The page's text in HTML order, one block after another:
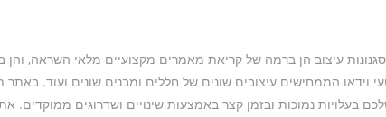
סגנונות עיצוב הן ברמה של קריאת מאמרים מקצועיים מלאי השראה,
וידאו הממחישים עיצובים שונים של חללים ומבנים שונים ועוד.
בעלויות נמוכות ובזמן קצר באמצעות שינויים ושדרוגים ממוקדים.